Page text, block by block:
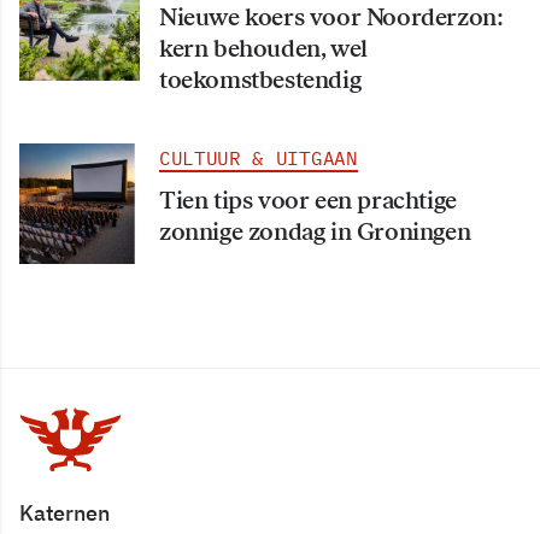
Nieuwe koers voor Noorderzon:
kern behouden, wel
toekomstbestendig
CULTUUR & UITGAAN
Tien tips voor een prachtige
zonnige zondag in Groningen
Katernen